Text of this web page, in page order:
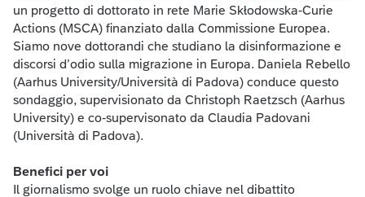
un progetto di dottorato in rete Marie Skłodowska-Curie
Actions (MSCA) finanziato dalla Commissione Europea.
Siamo nove dottorandi che studiano la disinformazione e
discorsi d’odio sulla migrazione in Europa. Daniela Rebello
(Aarhus University/Università di Padova) conduce questo
sondaggio, supervisionato da Christoph Raetzsch (Aarhus
University) e co-supervisonato da Claudia Padovani
(Università di Padova).
Benefici per voi
Il giornalismo svolge un ruolo chiave nel dibattito